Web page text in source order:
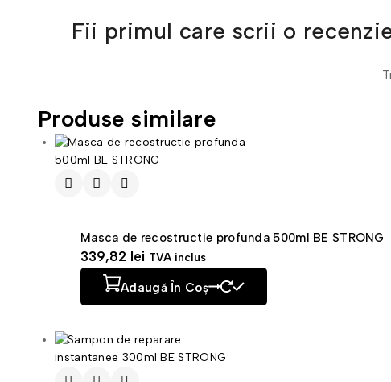
Fii primul care scrii o
Produse similare
Masca de recostructie profunda 500ml BE STRONG
339,82 lei TVA inclus
Adaugă În Coș